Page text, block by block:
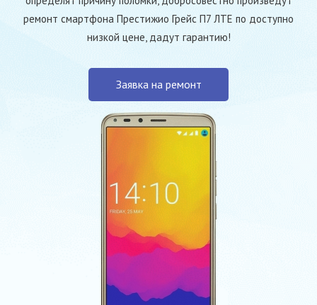
ремонт смартфона Престижио Грейс П7 ЛТЕ по доступно
низкой цене, дадут гарантию!
Заявка на ремонт